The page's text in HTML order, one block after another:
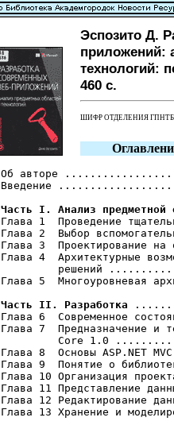
Эспозито Д.
приложений:
технологий:
460 с.
ШИФР ОТДЕЛЕНИЯ
Об авторе
Введение
Часть I. Анализ предметной
Глава 1  Проведение
Глава 2  Выбор
Глава 3  Проектирование
Глава 4  Архитектурные
решений
Глава 5
Часть II. Разработка
Глава 6  Современное
Глава 7  Предназначение и
Core 1.0
Глава 8  Основы
Глава 9  Понятие о
Глава 10 Организация
Глава 11
Глава 12
Глава 13 Хранение и